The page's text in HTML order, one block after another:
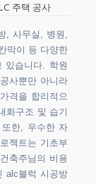
주택 공사
, 사무실, 병원,
막이 등 다양한
있습니다. 학원
사뿐만 아니라
격을 합리적으
화구조 및 습기
한, 우수한 자
젝트는 기초부
축주님의 비용
alc블럭 시공방